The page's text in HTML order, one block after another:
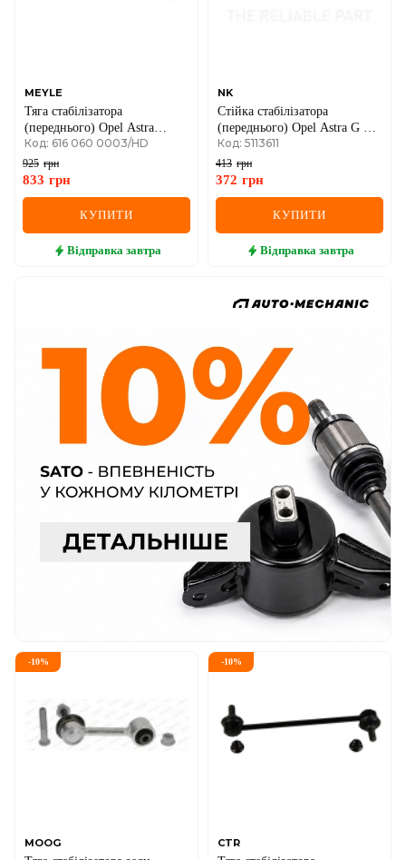
MEYLE
Тяга стабілізатора
(переднього) Opel Astra
J/Insignia A 08-/Zafira C
11-/Chevrolet Cruze 09-
(L=300mm)
Код: 616 060 0003/HD
925 грн
833 грн
КУПИТИ
Відправка завтра
NK
Стійка стабілізатора
(переднього) Opel Astra G 98-
(пластмас.)
Код: 5113611
413 грн
372 грн
КУПИТИ
Відправка завтра
-10%
MOOG
-10%
CTR